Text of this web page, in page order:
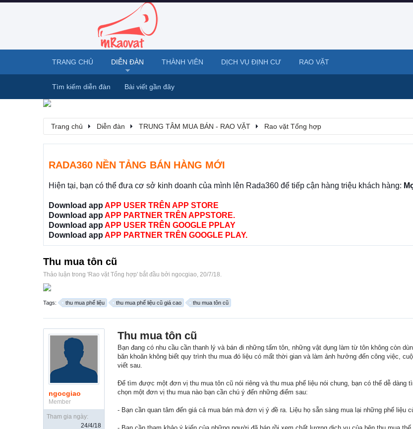
Trang chủ Diễn đàn TRUNG TÂM MUA BÁN - RAO VẶT Rao vặt Tổng hợp
RADA360 NỀN TẢNG BÁN HÀNG MỚI
Hiện tại, bạn có thể đưa cơ sở kinh doanh của mình lên Rada360 để tiếp cận hàng triệu khách hàng:
Download app APP USER TRÊN APP STORE
Download app APP PARTNER TRÊN APPSTORE.
Download app APP USER TRÊN GOOGLE PPLAY
Download app APP PARTNER TRÊN GOOGLE PLAY.
Thu mua tôn cũ
Thảo luận trong 'Rao vặt Tổng hợp' bắt đầu bởi ngocgiao, 20/7/18.
Tags: thu mua phế liệu thu mua phế liệu cũ giá cao thu mua tôn cũ
ngocgiao
Member
Tham gia ngày:
24/4/18
Thu mua tôn cũ
Bạn đang có nhu cầu cần thanh lý và bán đi những tấm tôn, những vật dụng làm từ tôn không còn
băn khoăn không biết quy trình thu mua đó liệu có mất thời gian và làm ảnh hưởng đến công việc,
viết sau.
Để tìm được một đơn vị thu mua tôn cũ nói riêng và thu mua phế liệu nói chung, bạn có thể dễ
chọn một đơn vị thu mua nào bạn cần chú ý đến những điểm sau:
- Bạn cần quan tâm đến giá cả mua bán mà đơn vị ý đề ra. Liệu họ sẵn sàng mua lại những phế liệu
TRANG CHỦ DIỄN ĐÀN
Tìm kiếm diễn đàn Bài viết gần đây
THÀNH VIÊN DỊCH VỤ ĐỊNH CƯ RAO VẶT